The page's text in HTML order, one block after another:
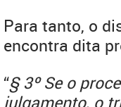
Para tanto, o
encontra dita
“§ 3º Se o
julgamento, o